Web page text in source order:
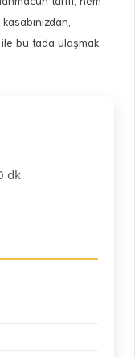
ile bu tada ulaşmak
dk